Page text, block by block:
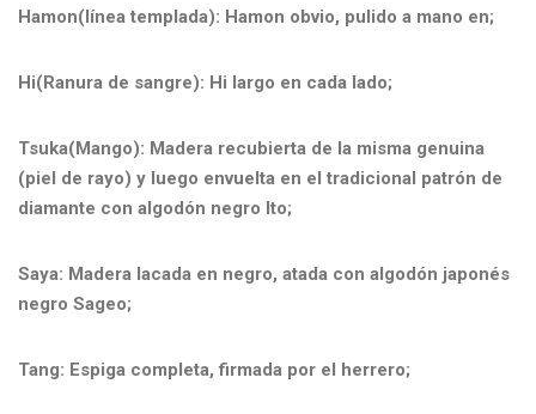
Hamon(línea templada): Hamon obvio, pulido a mano en;
Hi(Ranura de sangre): Hi largo en cada lado;
Tsuka(Mango): Madera recubierta de la misma genuina
(piel de rayo) y luego envuelta en el tradicional patrón de
diamante con algodón negro Ito;
Saya: Madera lacada en negro, atada con algodón japonés
negro Sageo;
Tang: Espiga completa, firmada por el herrero;